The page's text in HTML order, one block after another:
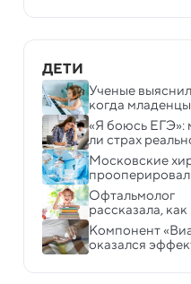
ДЕТИ
Ученые
когда младенцы
начинают
распознавать
«Я боюсь ЕГЭ»:
ли страх
притупить
мозга в
момент?
Московские
мальчика с 12
на руках
Офтальмолог
рассказала, как
сохранить
ребенка в
Компонент
оказался
борьбе со
детской